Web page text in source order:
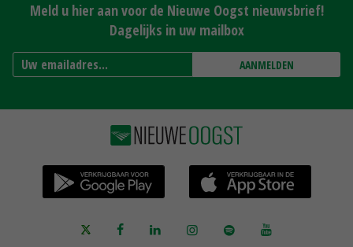
Meld u hier aan voor de Nieuwe Oogst nieuwsbrief!
Dagelijks in uw mailbox
AANMELDEN